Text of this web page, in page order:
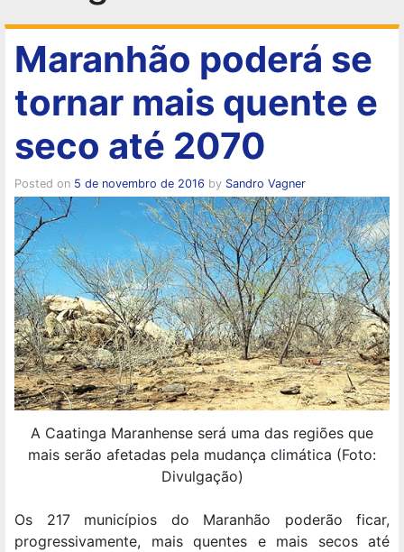
Maranhão poderá se
tornar mais quente e
seco até 2070
Posted on 5 de novembro de 2016 by Sandro Vagner
A Caatinga Maranhense será uma das regiões que
mais serão afetadas pela mudança climática (Foto:
Divulgação)
Os 217 municípios do Maranhão poderão ficar,
progressivamente, mais quentes e mais secos até